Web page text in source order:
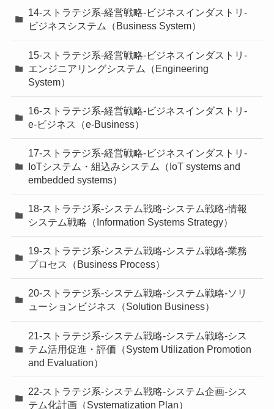
14-ストラテジ系-経営戦略-ビジネスインダストリ-
ビジネスシステム（Business System）
15-ストラテジ系-経営戦略-ビジネスインダストリ-
エンジニアリングシステム（Engineering
System）
16-ストラテジ系-経営戦略-ビジネスインダストリ-
e-ビジネス（e-Business）
17-ストラテジ系-経営戦略-ビジネスインダストリ-
IoTシステム・組込みシステム（IoT systems and
embedded systems）
18-ストラテジ系-システム戦略-システム戦略-情報
システム戦略（Information Systems Strategy）
19-ストラテジ系-システム戦略-システム戦略-業務
プロセス（Business Process）
20-ストラテジ系-システム戦略-システム戦略-ソリ
ューションビジネス（Solution Business）
21-ストラテジ系-システム戦略-システム戦略-シス
テム活用促進・評価（System Utilization Promotion
and Evaluation）
22-ストラテジ系-システム戦略-システム企画-シス
テム化計画（Systematization Plan）